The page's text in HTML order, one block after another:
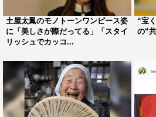
土屋太鳳のモノトーンワンピース姿
に「美しさが際だってる」「スタイ
リッシュでカッコ...
“宝
の“